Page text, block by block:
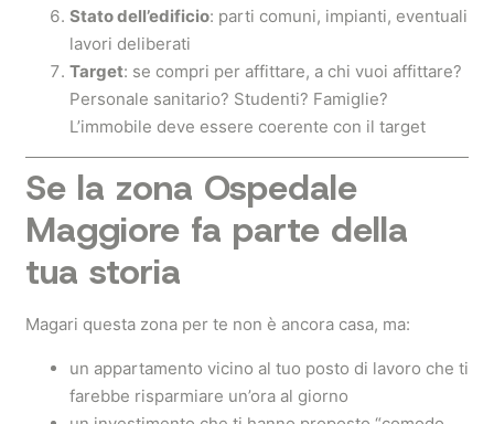
Stato dell’edificio: parti comuni, impianti, eventuali
lavori deliberati
Target: se compri per affittare, a chi vuoi affittare?
Personale sanitario? Studenti? Famiglie?
L’immobile deve essere coerente con il target
Se la zona Ospedale
Maggiore fa parte della
tua storia
Magari questa zona per te non è ancora casa, ma:
un appartamento vicino al tuo posto di lavoro che ti
farebbe risparmiare un’ora al giorno